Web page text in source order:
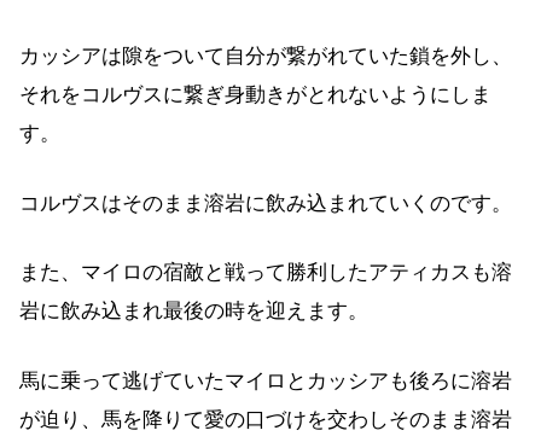
カッシアは隙をついて自分が繋がれていた鎖を外し、
それをコルヴスに繋ぎ身動きがとれないようにしま
す。
コルヴスはそのまま溶岩に飲み込まれていくのです。
また、マイロの宿敵と戦って勝利したアティカスも溶
岩に飲み込まれ最後の時を迎えます。
馬に乗って逃げていたマイロとカッシアも後ろに溶岩
が迫り、馬を降りて愛の口づけを交わしそのまま溶岩